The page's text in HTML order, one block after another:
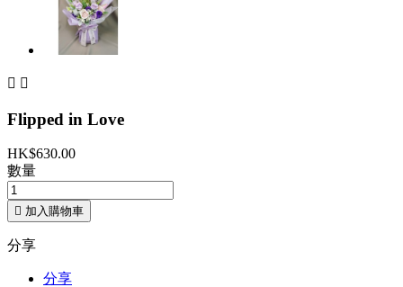
 
Flipped in Love
HK$630.00
數量
 加入購物車
分享
分享